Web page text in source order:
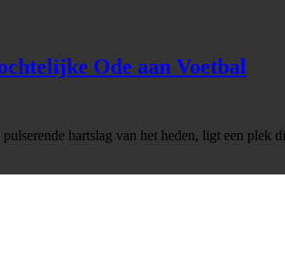
Ode aan Voetbal
hartslag van het heden, ligt een plek